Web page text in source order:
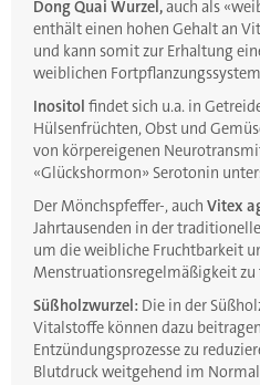
Dong Quai Wurzel,auch als
enthält einen hohen Gehalt an
und kann somit zur Erhaltung
weiblichen
Inositol findet sich u.a. in
Hülsenfrüchten, Obst und
von körpereigenen
«Glückshormon» Serotonin
Der Mönchspfeffer-, auch Vitex
Jahrtausenden in der
um die weibliche Fruchtbarkeit
Menstruationsregelmäßigkeit zu
Süßholzwurzel: Die in der
Vitalstoffe können dazu
Entzündungsprozesse zu
Blutdruck weitgehend im